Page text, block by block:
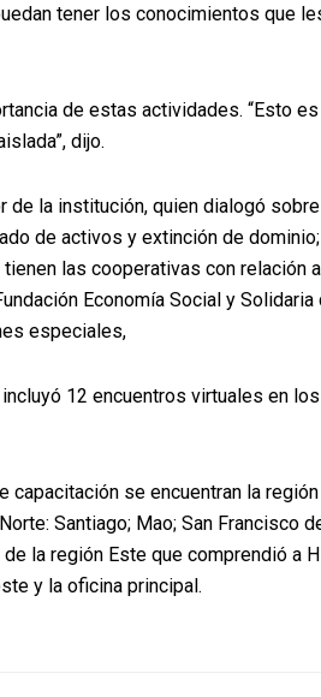
tener los conocimientos que
de estas actividades. “Esto
dijo.
la institución, quien dialogó
de activos y extinción de
las cooperativas con relación
Economía Social y Solidaria
especiales,
12 encuentros virtuales en
se encuentran la región
Santiago; Mao; San Francisco
la región Este que comprendió a
y la oficina principal.